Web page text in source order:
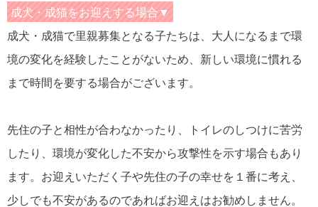
成犬・成猫をお迎えする場合▼
成犬・成猫で里親募集となる子たちは、大人になるまで環
境の変化を経験したことがないため、新しい環境に慣れる
まで時間を要する場合がございます。
先住の子と相性が合わなかったり、トイレのしつけに苦労
したり、環境が変化した不安から攻撃性を示す場合もあり
ます。お迎えいただく子や先住の子の幸せを１番に考え、
少しでも不安があるのであればお迎えはお勧めしません。